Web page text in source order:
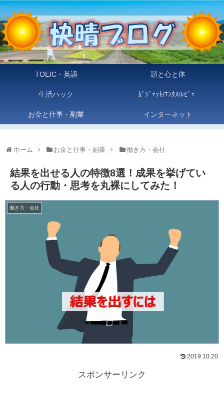
TOEIC・英語 頭と心と体
生活ハック ｶﾞｼﾞｪｯﾄ/ｴﾝﾀﾒ/ﾚﾋﾞｭｰ
お金と仕事・副業 インターネット
ホーム お金と仕事・副業 働き方・会社
結果を出せる人の特徴8選！成果を挙げてい
る人の行動・思考を丸裸にしてみた！
働き方・会社
2019.10.20
スポンサーリンク